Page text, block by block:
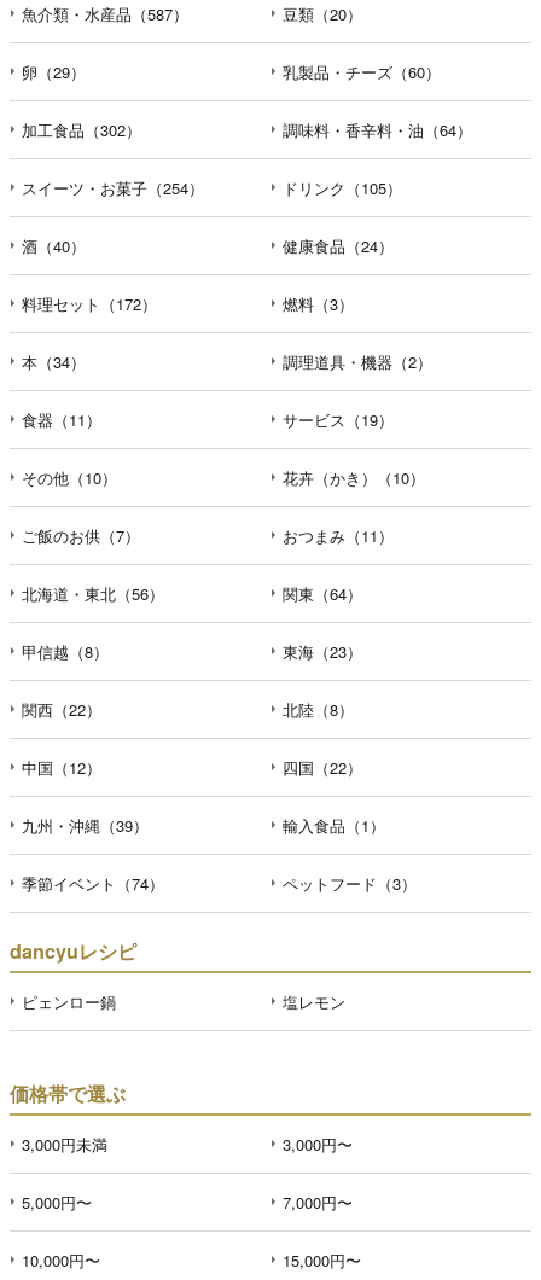
魚介類・水産品（587） 豆類（20）
卵（29） 乳製品・チーズ（60）
加工食品（302） 調味料・香辛料・油（64）
スイーツ・お菓子（254） ドリンク（105）
酒（40） 健康食品（24）
料理セット（172） 燃料（3）
本（34） 調理道具・機器（2）
食器（11） サービス（19）
その他（10） 花卉（かき）（10）
ご飯のお供（7） おつまみ（11）
北海道・東北（56） 関東（64）
甲信越（8） 東海（23）
関西（22） 北陸（8）
中国（12） 四国（22）
九州・沖縄（39） 輸入食品（1）
季節イベント（74） ペットフード（3）
dancyuレシピ
ピェンロー鍋 塩レモン
価格帯で選ぶ
3,000円未満 3,000円〜
5,000円〜 7,000円〜
10,000円〜 15,000円〜